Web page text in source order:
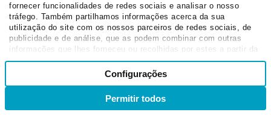
fornecer funcionalidades de redes sociais e analisar o nosso
tráfego. Também partilhamos informações acerca da sua
utilização do site com os nossos parceiros de redes sociais, de
publicidade e de análise, que as podem combinar com outras
informações que lhes forneceu ou recolhidas por estes a partir da
sua utilização dos respetivos serviços.
Seleção
consentimento
Preferências
Configurações
Permitir todos
Gerencie sua empresa de onde
estiver
Impulsione sua estratégia com os apps da SendPulse —
escolha e baixe o app ideal para você gratuitamente
hoje mesmo.